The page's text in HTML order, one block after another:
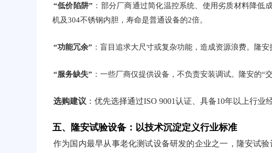
“低价陷阱” ：部分厂商通过简化温控系统、使用劣质材料降低
机及304不锈钢内胆，寿命是普通设备的2倍。
“功能冗余” ：盲目追求大尺寸或复杂功能，造成资源浪费。隆
“服务缺失” ：一些厂商仅提供设备，不负责安装调试。隆安的“
选购建议 ：优先选择通过ISO 9001认证、具备10年以上行业
五、隆安试验设备：以技术沉淀定义行业标准
作为国内最早从事老化测试设备研发的企业之一，隆安试